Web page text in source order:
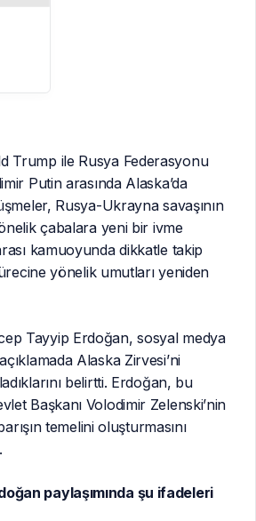
Trump ile Rusya Federasyonu
Putin arasında Alaska’da
Rusya-Ukrayna savaşının
çabalara yeni bir ivme
kamuoyunda dikkatle takip
yönelik umutları yeniden
Tayyip Erdoğan, sosyal medya
Alaska Zirvesi’ni
belirtti. Erdoğan, bu
Başkanı Volodimir Zelenski’nin
temelini oluşturmasını
paylaşımında şu ifadeleri